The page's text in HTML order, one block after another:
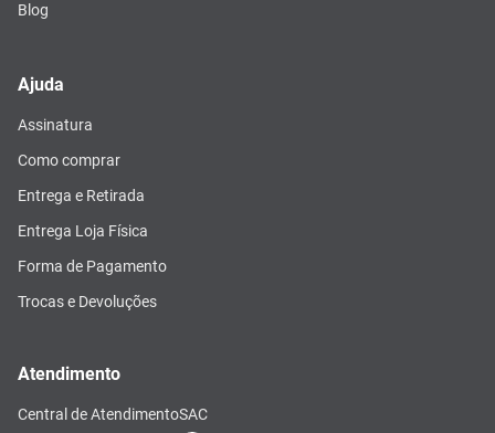
Blog
Ajuda
Assinatura
Como comprar
Entrega e Retirada
Entrega Loja Física
Forma de Pagamento
Trocas e Devoluções
Atendimento
Central de AtendimentoSAC